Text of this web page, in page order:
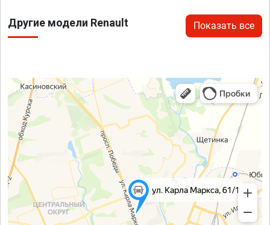
Другие модели Renault Показать все